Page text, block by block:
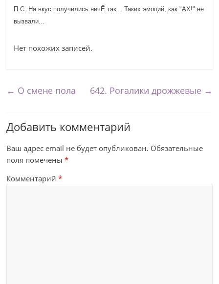
П .С. На вкус получились ничЁ так... Таких эмоций, как "АХ!" не
вызвали...
Нет похожих записей.
← О смене пола 642. Рогалики дрожжевые →
Добавить комментарий
Ваш адрес email не будет опубликован. Обязательные
поля помечены*
Комментарий*